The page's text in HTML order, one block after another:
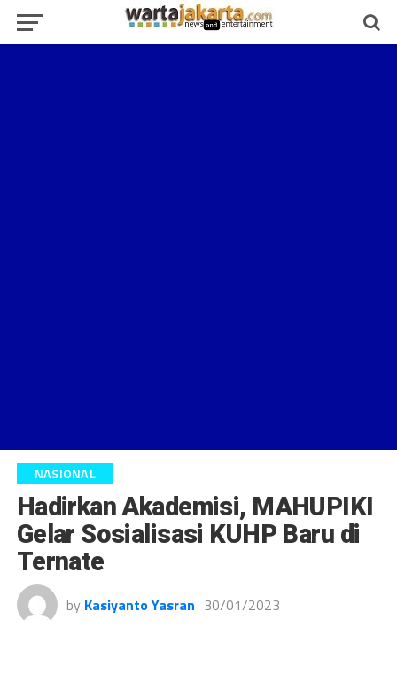
NASIONAL
Hadirkan Akademisi, MAHUPIKI
Gelar Sosialisasi KUHP Baru di
Ternate
by Kasiyanto Yasran 30/01/2023